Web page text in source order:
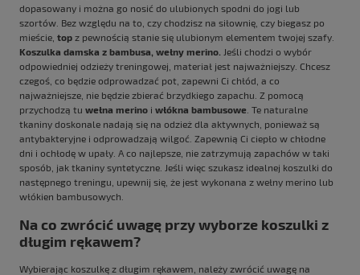
dopasowany i można go nosić do ulubionych spodni do jogi lub
szortów. Bez względu na to, czy chodzisz na siłownię, czy biegasz po
mieście, top z pewnością stanie się ulubionym elementem twojej szafy.
Koszulka damska z bambusa, wełny merino. Jeśli chodzi o wybór
odpowiedniej odzieży treningowej, materiał jest najważniejszy. Chcesz
czegoś, co będzie odprowadzać pot, zapewni Ci chłód, a co
najważniejsze, nie będzie zbierać brzydkiego zapachu. Z pomocą
przychodzą tu wełna merino i włókna bambusowe . Te naturalne
tkaniny doskonale nadają się na odzież dla aktywnych, ponieważ są
antybakteryjne i odprowadzają wilgoć. Zapewnią Ci ciepło w chłodne
dni i ochłodę w upały. A co najlepsze, nie zatrzymują zapachów w taki
sposób, jak tkaniny syntetyczne. Jeśli więc szukasz idealnej koszulki do
następnego treningu, upewnij się, że jest wykonana z wełny merino lub
włókien bambusowych.
Na co zwrócić uwagę przy wyborze koszulki z
długim rękawem?
Wybierając koszulkę z długim rękawem, należy zwrócić uwagę na